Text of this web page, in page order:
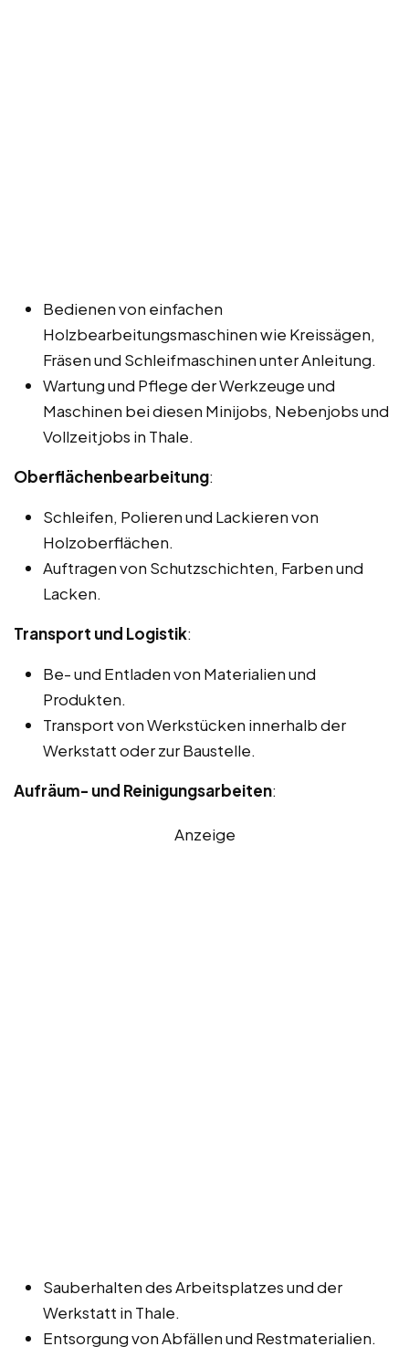
Bedienen von einfachen
Holzbearbeitungsmaschinen wie Kreissägen,
Fräsen und Schleifmaschinen unter Anleitung.
Wartung und Pflege der Werkzeuge und
Maschinen bei diesen Minijobs, Nebenjobs und
Vollzeitjobs in Thale.
Oberflächenbearbeitung:
Schleifen, Polieren und Lackieren von
Holzoberflächen.
Auftragen von Schutzschichten, Farben und
Lacken.
Transport und Logistik:
Be- und Entladen von Materialien und
Produkten.
Transport von Werkstücken innerhalb der
Werkstatt oder zur Baustelle.
Aufräum- und Reinigungsarbeiten:
Anzeige
Sauberhalten des Arbeitsplatzes und der
Werkstatt in Thale.
Entsorgung von Abfällen und Restmaterialien.